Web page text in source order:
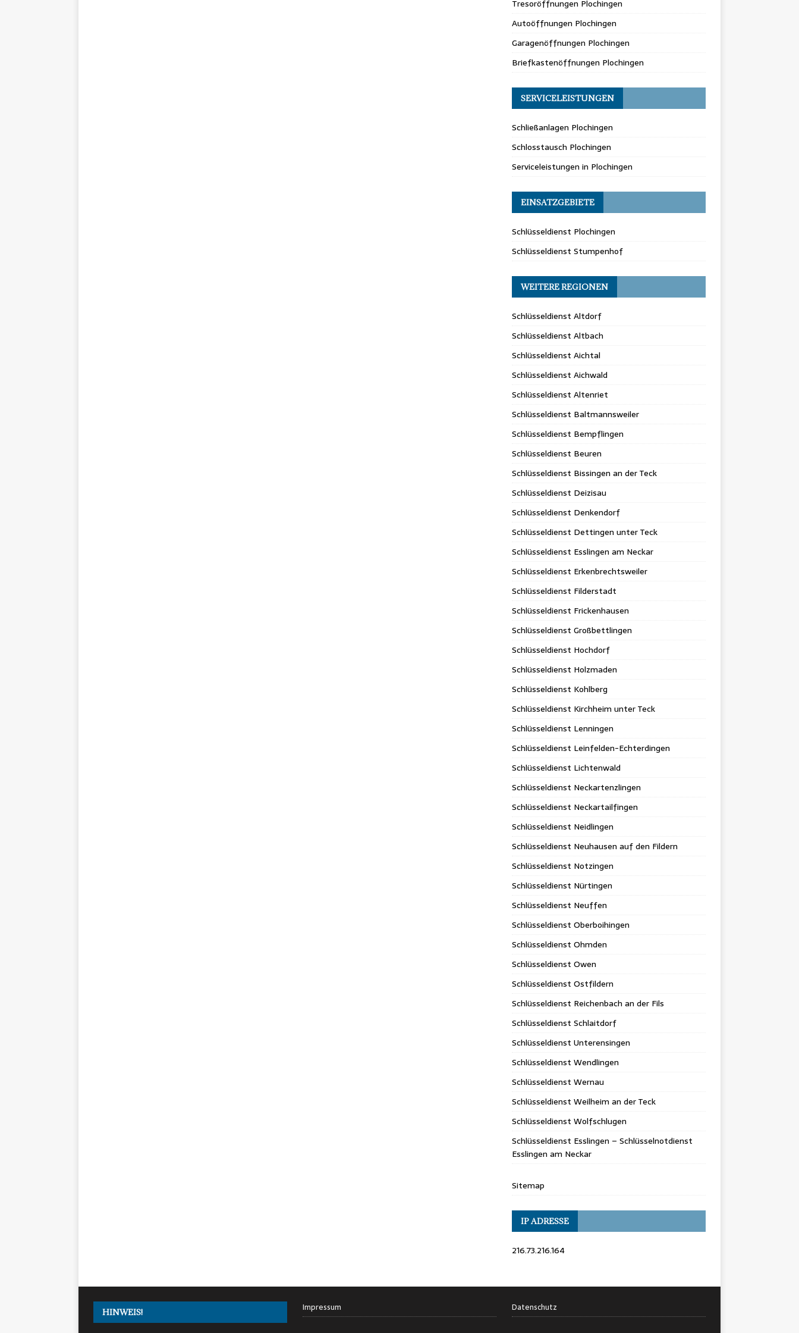
Tresoröffnungen Plochingen
Autoöffnungen Plochingen
Garagenöffnungen Plochingen
Briefkastenöffnungen Plochingen
SERVICELEISTUNGEN
Schließanlagen Plochingen
Schlosstausch Plochingen
Serviceleistungen in Plochingen
EINSATZGEBIETE
Schlüsseldienst Plochingen
Schlüsseldienst Stumpenhof
WEITERE REGIONEN
Schlüsseldienst Altdorf
Schlüsseldienst Altbach
Schlüsseldienst Aichtal
Schlüsseldienst Aichwald
Schlüsseldienst Altenriet
Schlüsseldienst Baltmannsweiler
Schlüsseldienst Bempflingen
Schlüsseldienst Beuren
Schlüsseldienst Bissingen an der Teck
Schlüsseldienst Deizisau
Schlüsseldienst Denkendorf
Schlüsseldienst Dettingen unter Teck
Schlüsseldienst Esslingen am Neckar
Schlüsseldienst Erkenbrechtsweiler
Schlüsseldienst Filderstadt
Schlüsseldienst Frickenhausen
Schlüsseldienst Großbettlingen
Schlüsseldienst Hochdorf
Schlüsseldienst Holzmaden
Schlüsseldienst Kohlberg
Schlüsseldienst Kirchheim unter Teck
Schlüsseldienst Lenningen
Schlüsseldienst Leinfelden-Echterdingen
Schlüsseldienst Lichtenwald
Schlüsseldienst Neckartenzlingen
Schlüsseldienst Neckartailfingen
Schlüsseldienst Neidlingen
Schlüsseldienst Neuhausen auf den Fildern
Schlüsseldienst Notzingen
Schlüsseldienst Nürtingen
Schlüsseldienst Neuffen
Schlüsseldienst Oberboihingen
Schlüsseldienst Ohmden
Schlüsseldienst Owen
Schlüsseldienst Ostfildern
Schlüsseldienst Reichenbach an der Fils
Schlüsseldienst Schlaitdorf
Schlüsseldienst Unterensingen
Schlüsseldienst Wendlingen
Schlüsseldienst Wernau
Schlüsseldienst Weilheim an der Teck
Schlüsseldienst Wolfschlugen
Schlüsseldienst Esslingen – Schlüsselnotdienst
Esslingen am Neckar
Sitemap
IP ADRESSE
216.73.216.164
HINWEIS! Impressum Datenschutz